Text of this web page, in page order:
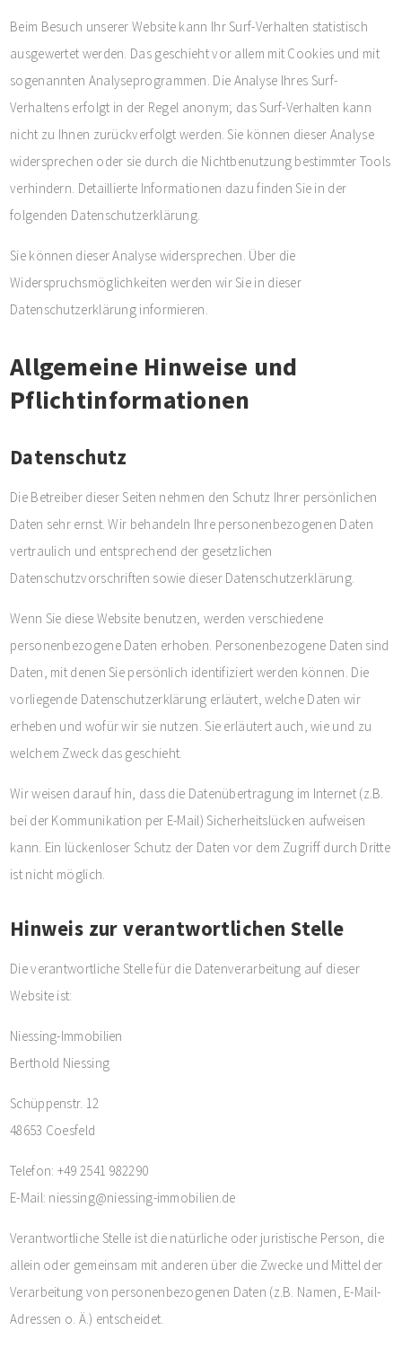
Beim Besuch unserer Website kann Ihr Surf-Verhalten statistisch
ausgewertet werden. Das geschieht vor allem mit Cookies und mit
sogenannten Analyseprogrammen. Die Analyse Ihres Surf-
Verhaltens erfolgt in der Regel anonym; das Surf-Verhalten kann
nicht zu Ihnen zurückverfolgt werden. Sie können dieser Analyse
widersprechen oder sie durch die Nichtbenutzung bestimmter Tools
verhindern. Detaillierte Informationen dazu finden Sie in der
folgenden Datenschutzerklärung.
Sie können dieser Analyse widersprechen. Über die
Widerspruchsmöglichkeiten werden wir Sie in dieser
Datenschutzerklärung informieren.
Allgemeine Hinweise und
Pflichtinformationen
Datenschutz
Die Betreiber dieser Seiten nehmen den Schutz Ihrer persönlichen
Daten sehr ernst. Wir behandeln Ihre personenbezogenen Daten
vertraulich und entsprechend der gesetzlichen
Datenschutzvorschriften sowie dieser Datenschutzerklärung.
Wenn Sie diese Website benutzen, werden verschiedene
personenbezogene Daten erhoben. Personenbezogene Daten sind
Daten, mit denen Sie persönlich identifiziert werden können. Die
vorliegende Datenschutzerklärung erläutert, welche Daten wir
erheben und wofür wir sie nutzen. Sie erläutert auch, wie und zu
welchem Zweck das geschieht.
Wir weisen darauf hin, dass die Datenübertragung im Internet (z.B.
bei der Kommunikation per E-Mail) Sicherheitslücken aufweisen
kann. Ein lückenloser Schutz der Daten vor dem Zugriff durch Dritte
ist nicht möglich.
Hinweis zur verantwortlichen Stelle
Die verantwortliche Stelle für die Datenverarbeitung auf dieser
Website ist:
Niessing-Immobilien
Berthold Niessing
Schüppenstr. 12
48653 Coesfeld
Telefon: +49 2541 982290
E-Mail: niessing@niessing-immobilien.de
Verantwortliche Stelle ist die natürliche oder juristische Person, die
allein oder gemeinsam mit anderen über die Zwecke und Mittel der
Verarbeitung von personenbezogenen Daten (z.B. Namen, E-Mail-
Adressen o. Ä.) entscheidet.